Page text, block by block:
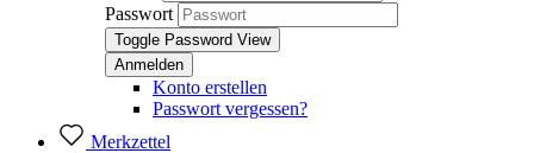
Passwort
Toggle Password View
Konto erstellen
Passwort vergessen?
Merkzettel